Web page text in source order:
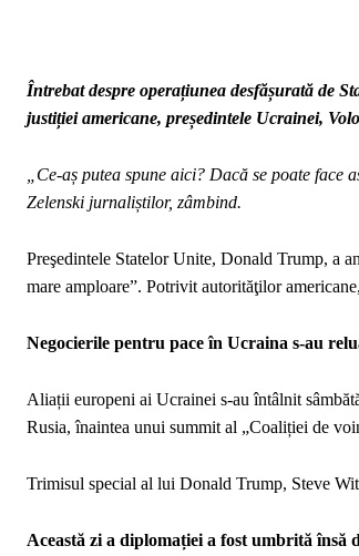
Întrebat despre operațiunea desfășurată de
justiției americane, președintele Ucrainei,
„Ce-aș putea spune aici? Dacă se poate
Zelenski jurnaliștilor, zâmbind.
Preşedintele Statelor Unite, Donald Trump, a
mare amploare”. Potrivit autorităţilor
Negocierile pentru pace în Ucraina s-au
Aliații europeni ai Ucrainei s-au întâlnit
Rusia, înaintea unui summit al „Coaliției de
Trimisul special al lui Donald Trump, Steve
Această zi a diplomației a fost umbrită